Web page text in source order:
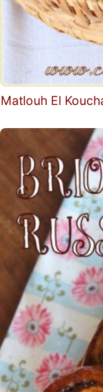
Matlouh El